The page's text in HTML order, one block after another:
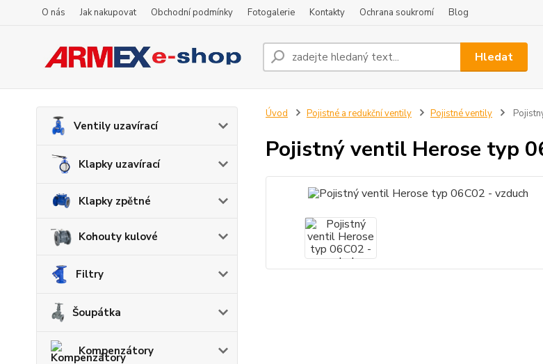
O nás Jak nakupovat Obchodní podmínky Fotogalerie Kontakty Ochrana soukromí Blog
Hledat
Ventily uzavírací
Klapky uzavírací
Klapky zpětné
Kohouty kulové
Filtry
Šoupátka
Kompenzátory
Úvod Pojistné a redukční ventily Pojistné ventily
Pojistný ventil Herose typ